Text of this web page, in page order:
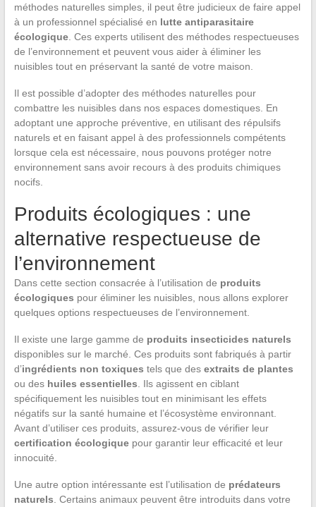
méthodes naturelles simples, il peut être judicieux de faire appel
à un professionnel spécialisé en lutte antiparasitaire
écologique. Ces experts utilisent des méthodes respectueuses
de l’environnement et peuvent vous aider à éliminer les
nuisibles tout en préservant la santé de votre maison.
Il est possible d’adopter des méthodes naturelles pour
combattre les nuisibles dans nos espaces domestiques. En
adoptant une approche préventive, en utilisant des répulsifs
naturels et en faisant appel à des professionnels compétents
lorsque cela est nécessaire, nous pouvons protéger notre
environnement sans avoir recours à des produits chimiques
nocifs.
Produits écologiques : une
alternative respectueuse de
l’environnement
Dans cette section consacrée à l’utilisation de produits
écologiques pour éliminer les nuisibles, nous allons explorer
quelques options respectueuses de l’environnement.
Il existe une large gamme de produits insecticides naturels
disponibles sur le marché. Ces produits sont fabriqués à partir
d’ingrédients non toxiques tels que des extraits de plantes
ou des huiles essentielles . Ils agissent en ciblant
spécifiquement les nuisibles tout en minimisant les effets
négatifs sur la santé humaine et l’écosystème environnant.
Avant d’utiliser ces produits, assurez-vous de vérifier leur
certification écologiquepour garantir leur efficacité et leur
innocuité.
Une autre option intéressante est l’utilisation de prédateurs
naturels . Certains animaux peuvent être introduits dans votre